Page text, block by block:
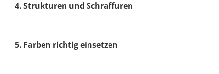
4. Strukturen und Schraffuren
5. Farben richtig einsetzen